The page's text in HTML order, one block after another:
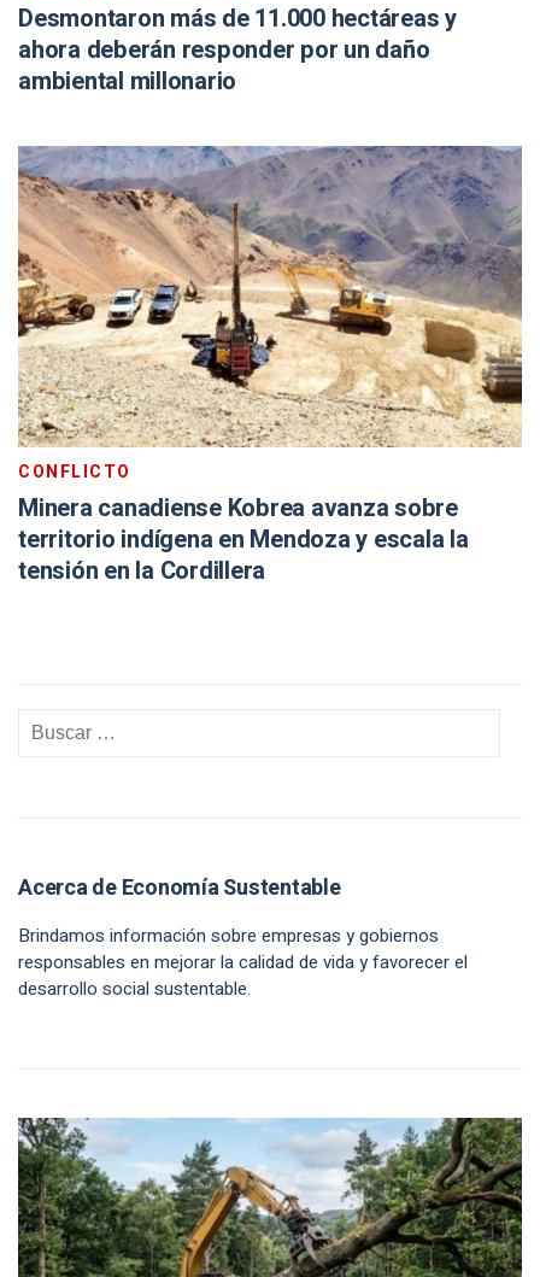
Desmontaron más de 11.000 hectáreas y
ahora deberán responder por un daño
ambiental millonario
CONFLICTO
Minera canadiense Kobrea avanza sobre
territorio indígena en Mendoza y escala la
tensión en la Cordillera
Acerca de Economía Sustentable
Brindamos información sobre empresas y gobiernos
responsables en mejorar la calidad de vida y favorecer el
desarrollo social sustentable.